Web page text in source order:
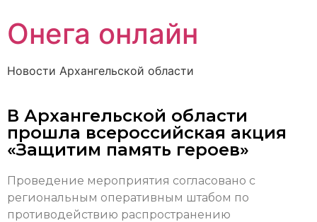
Онега онлайн
Новости Архангельской области
В Архангельской области
прошла всероссийская акция
«Защитим память героев»
Проведение мероприятия согласовано с
региональным оперативным штабом по
противодействию распространению